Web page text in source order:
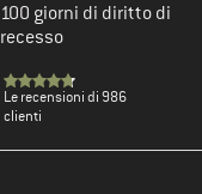
100 giorni di diritto di
recesso
Le recensioni di 986
clienti